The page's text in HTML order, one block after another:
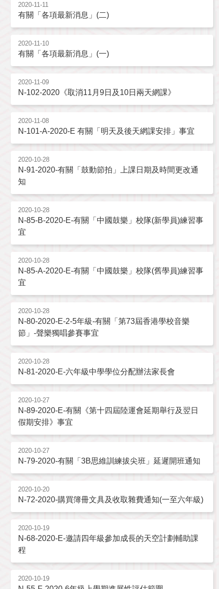
2020-11-11
有關「各項最新消息」(二)
2020-11-10
有關「各項最新消息」(一)
2020-11-09
N-102-2020《取消11月9日及10日兩天網課》
2020-11-08
N-101-A-2020-E 有關「明天及後天網課安排」事宜
2020-10-28
N-91-2020-有關「鼓動節拍」上課日期及時間更改通
知
2020-10-28
N-85-B-2020-E-有關「中國鼓樂」校隊(新學員)練習事
宜
2020-10-28
N-85-A-2020-E-有關「中國鼓樂」校隊(舊學員)練習事
宜
2020-10-28
N-80-2020-E-2-5年級-有關「第73屆香港學校音樂
節」-聲樂獨唱參賽事宜
2020-10-28
N-81-2020-E-六年級中學學位分配辦法家長會
2020-10-27
N-89-2020-E-有關《第十四屆陸運會延期舉行及翌日
假期安排》事宜
2020-10-27
N-79-2020-有關「3B思維訓練拔尖班」延遲開班通知
2020-10-20
N-72-2020-購買簿冊文具及收取雜費通知(一至六年級)
2020-10-19
N-68-2020-E-邀請四年級參加成長的天空計劃輔助課
程
2020-10-19